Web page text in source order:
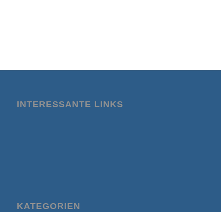
INTERESSANTE LINKS
KATEGORIEN